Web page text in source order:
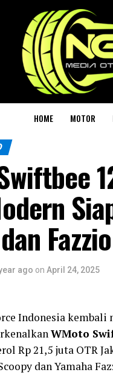
HOME MOTOR
Fazzio
ago on April 24, 2025
Indonesia kembali
WMoto
Rp 21,5 juta OTR
dan Yamaha